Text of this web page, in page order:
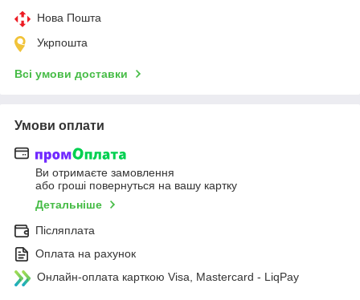
Нова Пошта
Укрпошта
Всі умови доставки
Умови оплати
Ви отримаєте замовлення
або гроші повернуться на вашу картку
Детальніше
Післяплата
Оплата на рахунок
Онлайн-оплата карткою Visa, Mastercard - LiqPay